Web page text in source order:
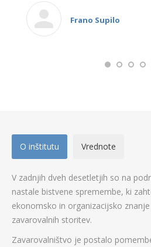
Frano Supilo
O inštitutu Vrednote
V zadnjih dveh desetletjih so na
nastale bistvene spremembe, ki
ekonomsko in organizacijsko
zavarovalnih storitev.
Zavarovalništvo je postalo